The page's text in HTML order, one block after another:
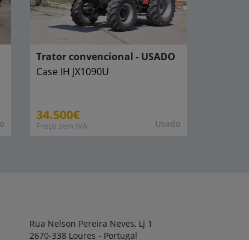
Usado
Trator convencional - USADO
Case IH JX1090U
34.500€
Preço sem IVA
Rua Nelson Pereira Neves, Lj 1
2670-338 Loures - Portugal